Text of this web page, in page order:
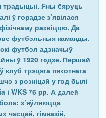
традыцыі. Яны бяруць
ў горадзе з’явілася
развіццю. Да
футбольныя каманды.
футбол адзначыў
ў 1920 годзе. Першай
клуб трэцяга пяхотнага
з розніцай у год былі
і WKS 76 pp. А далей
з’яўляюцца
часцей, гімназій,